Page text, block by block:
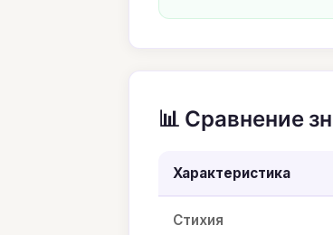
📊 Сравнение
Характеристика
Стихия